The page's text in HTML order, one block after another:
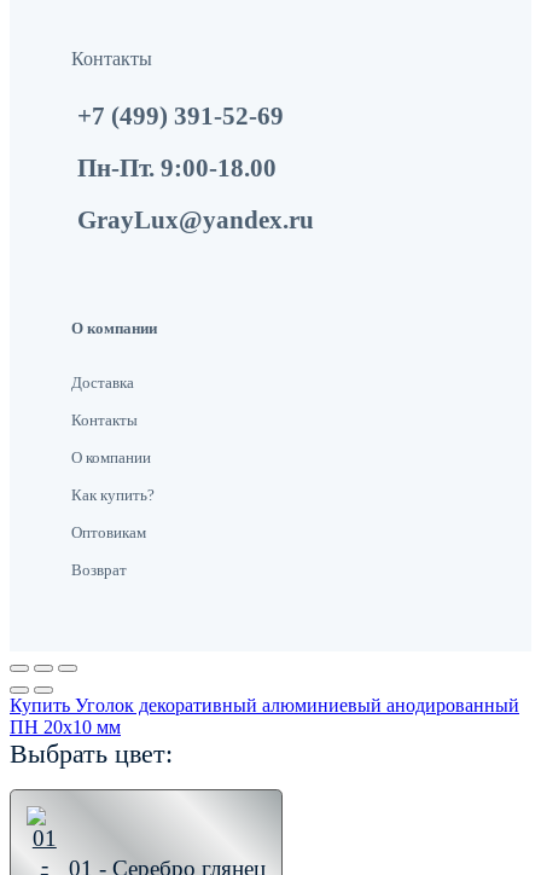
Контакты
+7 (499) 391-52-69
Пн-Пт. 9:00-18.00
GrayLux@yandex.ru
О компании
Доставка
Контакты
О компании
Как купить?
Оптовикам
Возврат
Купить Уголок декоративный алюминиевый анодированный
ПН 20х10 мм
Выбрать цвет:
01 - Серебро глянец